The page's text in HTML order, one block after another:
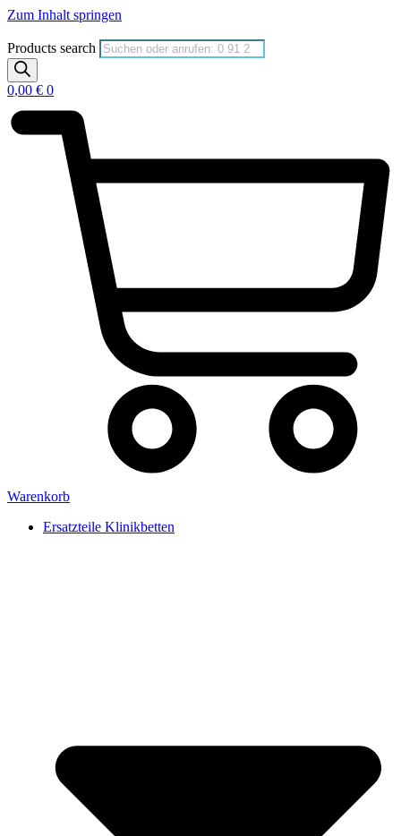
Zum Inhalt springen
Products search
0,00 € 0
Warenkorb
Ersatzteile Klinikbetten